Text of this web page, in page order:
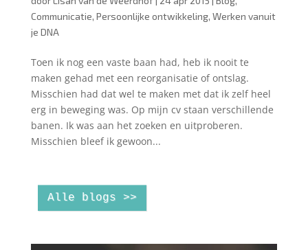
Communicatie, Persoonlijke ontwikkeling, Werken vanuit
je DNA
Toen ik nog een vaste baan had, heb ik nooit te
maken gehad met een reorganisatie of ontslag.
Misschien had dat wel te maken met dat ik zelf heel
erg in beweging was. Op mijn cv staan verschillende
banen. Ik was aan het zoeken en uitproberen.
Misschien bleef ik gewoon...
Alle blogs >>